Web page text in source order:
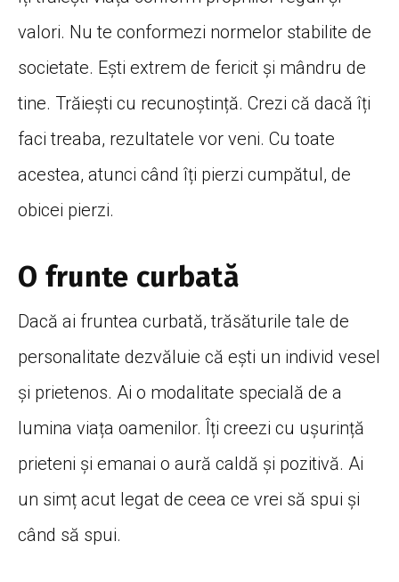
valori. Nu te conformezi normelor stabilite de
societate. Ești extrem de fericit și mândru de
tine. Trăiești cu recunoștință. Crezi că dacă îți
faci treaba, rezultatele vor veni. Cu toate
acestea, atunci când îți pierzi cumpătul, de
obicei pierzi.
O frunte curbată
Dacă ai fruntea curbată, trăsăturile tale de
personalitate dezvăluie că ești un individ vesel
și prietenos. Ai o modalitate specială de a
lumina viața oamenilor. Îți creezi cu ușurință
prieteni și emanai o aură caldă și pozitivă. Ai
un simț acut legat de ceea ce vrei să spui și
când să spui.